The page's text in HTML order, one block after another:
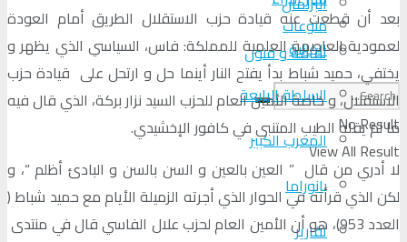
منوعات
ثقافة و فنون
No Result
View All Result
الجالية
السلطة الرابعة
المغرب الكبير
بانوراما
تقارير
بعد أن قطعت عنه قيادة حزب الاستقلال الطريق أمام العودة
لعمودية العاصمة العلمية للمملكة: فاس، السياسي الذي يظهر و
يختفي، حميد شباط بدأ يفتح النار أينما حل و ارتحل على قيادة حزب
الاستقلال، و خاصة الأمين العام للحزب السيد نزار بركة، الذي قال فيه
ما لم يقله الطيب المتنبي في كافور الإخشيدي.
لا أدري من قال ” العين بالعين و السن بالسن و البادئ أظلم “، و
لكن الذي قرأته في الحوار الذي أجرته الزميلة الأيام مع حميد شباط (
العدد 953)، هو أن الأمين العام لحزب علال الفاسي قال في منتدى